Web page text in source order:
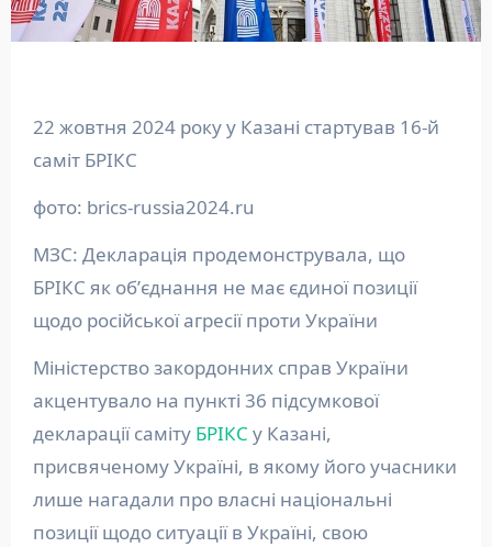
22 жовтня 2024 року у Казані стартував 16-й
саміт БРІКС
фото: brics-russia2024.ru
МЗС: Декларація продемонструвала, що
БРІКС як обʼєднання не має єдиної позиції
щодо російської агресії проти України
Міністерство закордонних справ України
акцентувало на пункті 36 підсумкової
декларації саміту БРІКС у Казані,
присвяченому Україні, в якому його учасники
лише нагадали про власні національні
позиції щодо ситуації в Україні, свою